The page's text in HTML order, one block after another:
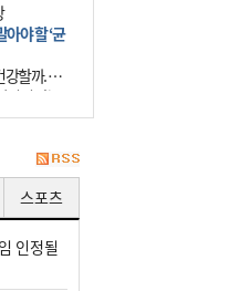
야 할 ‘균
강할까. 요
지 않는
스장을 다니
스포츠
인정될